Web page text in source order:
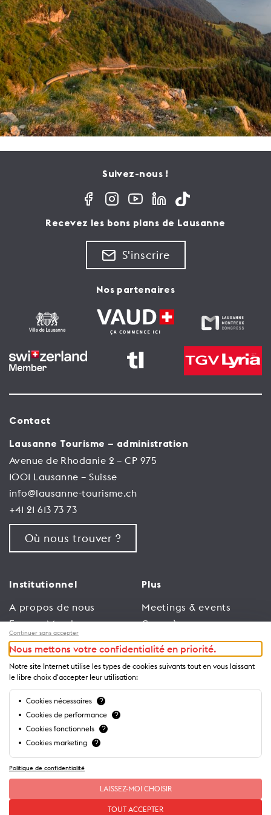
Suivez-nous !
Recevez les bons plans de Lausanne
S'inscrire
Nos partenaires
Contact
Lausanne Tourisme – administration
Avenue de Rhodanie 2 – CP 975
1001 Lausanne – Suisse
info@lausanne-tourisme.ch
+41 21 613 73 73
Où nous trouver ?
Institutionnel
A propos de nous
Espace Membres
Emploi
Conditions générales
d’utilisation
Politique de
confidentialité
Plus
Meetings & events
Congrès
Trade
Espace Médias
Annonceurs
Brochures et guides
Continuer sans accepter
Nous mettons votre confidentialité en priorité.
Notre site Internet utilise les types de cookies suivants tout en vous laissant
le libre choix d'accepter leur utilisation:
Cookies nécessaires ?
Cookies de performance ?
Cookies fonctionnels ?
Cookies marketing ?
Politique de confidentialité
LAISSEZ-MOI CHOISIR
TOUT ACCEPTER